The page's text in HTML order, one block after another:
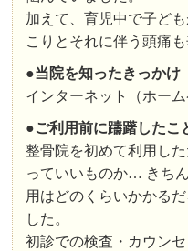
加えて、育児中で子ど
こりとそれに伴う頭痛も
●当院を知ったきっかけ
インターネット（ホーム
●ご利用前に躊躇したこ
整骨院を初めて利用し
っていいものか… きち
用はどのくらいかかる
した。
初診での検査・カウン